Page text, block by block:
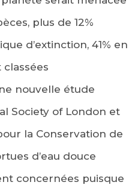
plus de 12%
d’extinction, 41% en
nouvelle étude
Society of London et
la Conservation de
d’eau douce
concernées puisque